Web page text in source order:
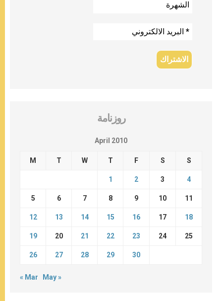
روزنامة
April 2010
M T W T F S S
1 2 3 4
5 6 7 8 9 10 11
12 13 14 15 16 17 18
19 20 21 22 23 24 25
26 27 28 29 30
« Mar May »